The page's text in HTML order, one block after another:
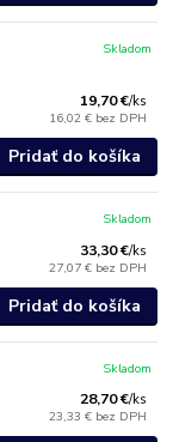
19,70 €/ks
16,02 € bez DPH
Skladom
Pridať do košíka
33,30 €/ks
27,07 € bez DPH
Skladom
Pridať do košíka
28,70 €/ks
23,33 € bez DPH
Skladom